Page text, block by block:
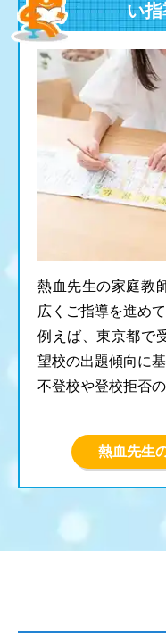
い
熱血先生の家庭教
広くご指導を進め
例えば、東京都で
望校の出題傾向に
不登校や登校拒否
熱血先生